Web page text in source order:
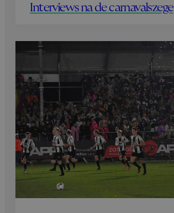
Interviews na de carnavalszege